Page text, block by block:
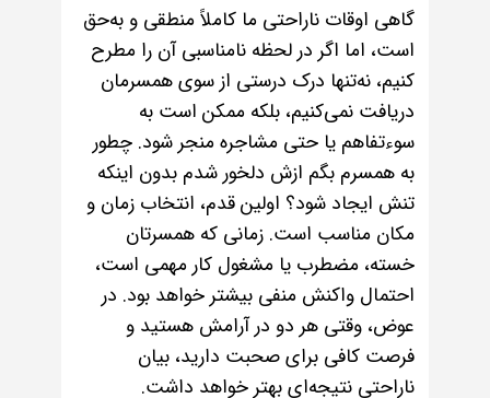
گاهی اوقات ناراحتی ما کاملاً منطقی و به‌حق
است، اما اگر در لحظه نامناسبی آن را مطرح
کنیم، نه‌تنها درک درستی از سوی همسرمان
دریافت نمی‌کنیم، بلکه ممکن است به
سوءتفاهم یا حتی مشاجره منجر شود. چطور
به همسرم بگم ازش دلخور شدم بدون اینکه
تنش ایجاد شود؟ اولین قدم، انتخاب زمان و
مکان مناسب است. زمانی که همسرتان
خسته، مضطرب یا مشغول کار مهمی است،
احتمال واکنش منفی بیشتر خواهد بود. در
عوض، وقتی هر دو در آرامش هستید و
فرصت کافی برای صحبت دارید، بیان
ناراحتی نتیجه‌ای بهتر خواهد داشت.